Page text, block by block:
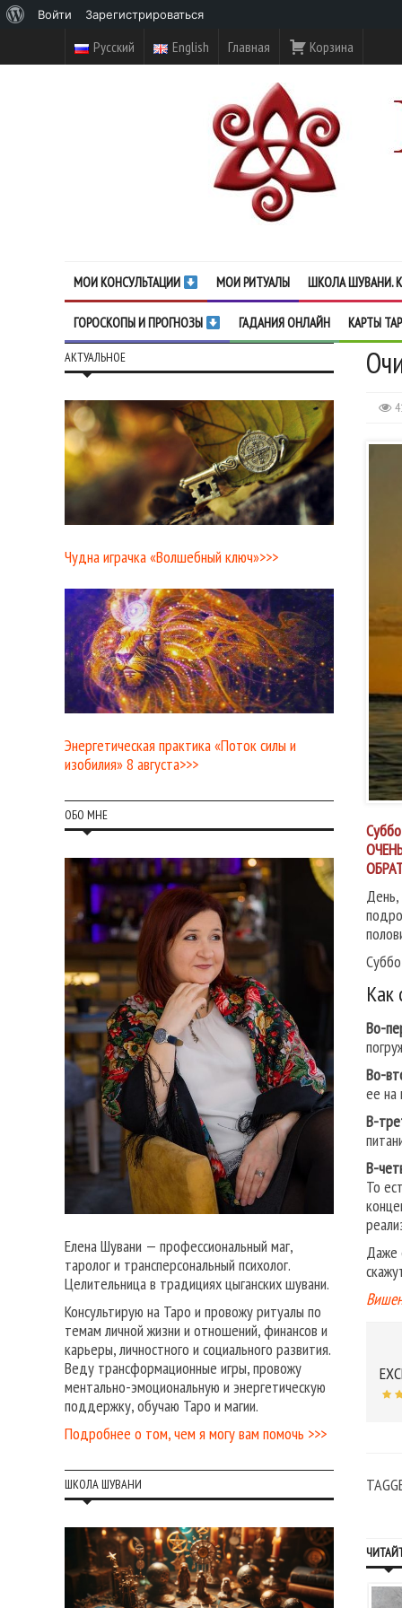
Русский English Главная Корзина
МОИ КОНСУЛЬТАЦИИ МОИ РИТУАЛЫ ШКОЛА ШУВАНИ.
ГОРОСКОПЫ И ПРОГНОЗЫ ГАДАНИЯ ОНЛАЙН КАРТЫ
День,
Как
Во-
Во-
ее на
В-
В-
То
Даже
АКТУАЛЬНОЕ
Чудна играчка «Волшебный ключ»>>>
Энергетическая практика «Поток силы и
изобилия» 8 августа>>>
ОБО МНЕ
Елена Шувани — профессиональный маг,
таролог и трансперсональный психолог.
Целительница в традициях цыганских шувани.
Консультирую на Таро и провожу ритуалы по
темам личной жизни и отношений, финансов и
карьеры, личностного и социального развития.
Веду трансформационные игры, провожу
ментально-эмоциональную и энергетическую
поддержку, обучаю Таро и магии.
Подробнее о том, чем я могу вам помочь >>>
ШКОЛА ШУВАНИ
WordPress
Войти Зарегистрироваться